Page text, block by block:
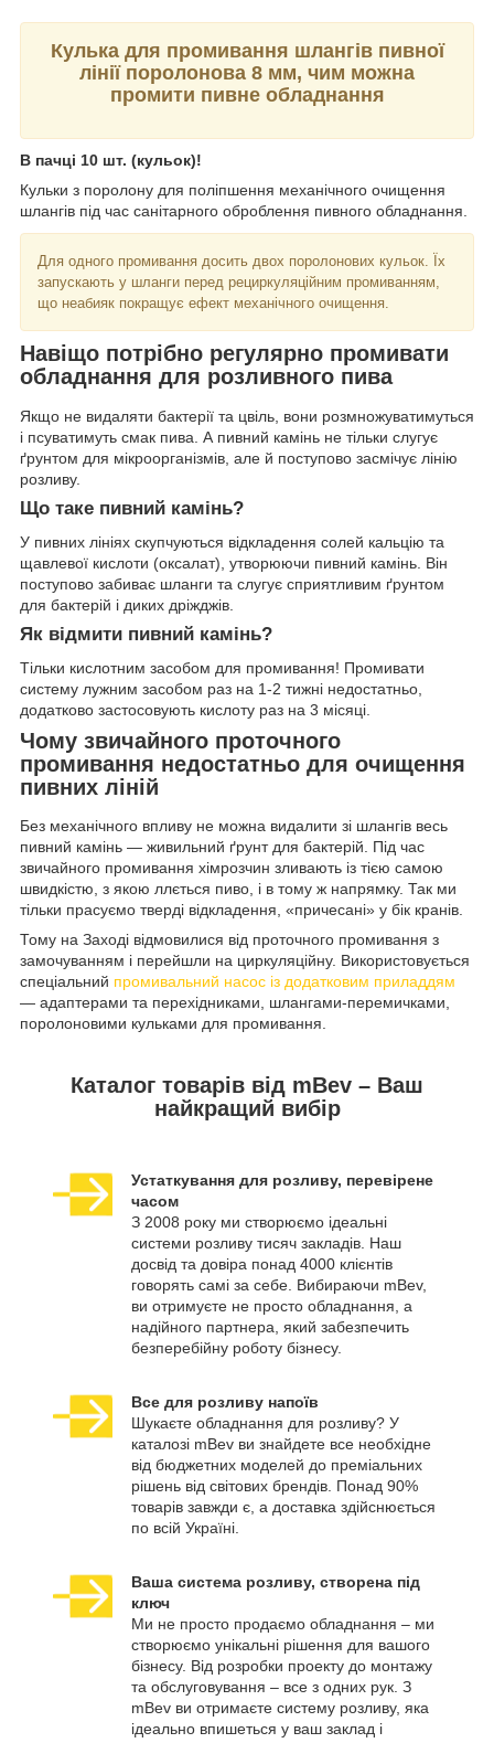
Кулька для промивання шлангів пивної
лінії поролонова 8 мм, чим можна
промити пивне обладнання
В пачці 10 шт. (кульок)!
Кульки з поролону для поліпшення механічного очищення
шлангів під час санітарного оброблення пивного обладнання.
Для одного промивання досить двох поролонових кульок. Їх
запускають у шланги перед рециркуляційним промиванням,
що неабияк покращує ефект механічного очищення.
Навіщо потрібно регулярно промивати
обладнання для розливного пива
Якщо не видаляти бактерії та цвіль, вони розмножуватимуться
і псуватимуть смак пива. А пивний камінь не тільки слугує
ґрунтом для мікроорганізмів, але й поступово засмічує лінію
розливу.
Що таке пивний камінь?
У пивних лініях скупчуються відкладення солей кальцію та
щавлевої кислоти (оксалат), утворюючи пивний камінь. Він
поступово забиває шланги та слугує сприятливим ґрунтом
для бактерій і диких дріжджів.
Як відмити пивний камінь?
Тільки кислотним засобом для промивання! Промивати
систему лужним засобом раз на 1-2 тижні недостатньо,
додатково застосовують кислоту раз на 3 місяці.
Чому звичайного проточного
промивання недостатньо для очищення
пивних ліній
Без механічного впливу не можна видалити зі шлангів весь
пивний камінь — живильний ґрунт для бактерій. Під час
звичайного промивання хімрозчин зливають із тією самою
швидкістю, з якою ллється пиво, і в тому ж напрямку. Так ми
тільки прасуємо тверді відкладення, «причесані» у бік кранів.
Тому на Заході відмовилися від проточного промивання з
замочуванням і перейшли на циркуляційну. Використовується
спеціальний промивальний насос із додатковим приладдям
— адаптерами та перехідниками, шлангами-перемичками,
поролоновими кульками для промивання.
Каталог товарів від mBev – Ваш
найкращий вибір
Устаткування для розливу, перевірене
часом
З 2008 року ми створюємо ідеальні
системи розливу тисяч закладів. Наш
досвід та довіра понад 4000 клієнтів
говорять самі за себе. Вибираючи mBev,
ви отримуєте не просто обладнання, а
надійного партнера, який забезпечить
безперебійну роботу бізнесу.
Все для розливу напоїв
Шукаєте обладнання для розливу? У
каталозі mBev ви знайдете все необхідне
від бюджетних моделей до преміальних
рішень від світових брендів. Понад 90%
товарів завжди є, а доставка здійснюється
по всій Україні.
Ваша система розливу, створена під
ключ
Ми не просто продаємо обладнання – ми
створюємо унікальні рішення для вашого
бізнесу. Від розробки проекту до монтажу
та обслуговування – все з одних рук. З
mBev ви отримаєте систему розливу, яка
ідеально впишеться у ваш заклад і